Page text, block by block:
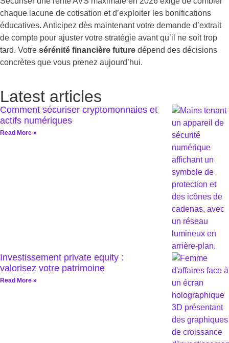
chaque lacune de cotisation et d’exploiter les bonifications
éducatives. Anticipez dès maintenant votre demande d’extrait
de compte pour ajuster votre stratégie avant qu’il ne soit trop
tard. Votre sérénité financière future dépend des décisions
concrètes que vous prenez aujourd’hui.
Latest articles
Comment sécuriser cryptomonnaies et
actifs numériques
Read More »
Investissement private equity :
valorisez votre patrimoine
Read More »